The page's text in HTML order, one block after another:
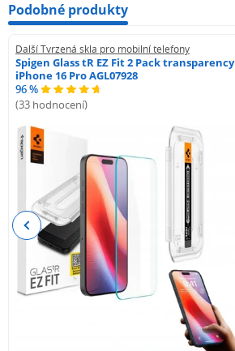
Podobné produkty
Další Tvrzená skla pro mobilní telefony
Spigen Glass tR EZ Fit 2 Pack transparency
iPhone 16 Pro AGL07928
96 %
(33 hodnocení)
Previous